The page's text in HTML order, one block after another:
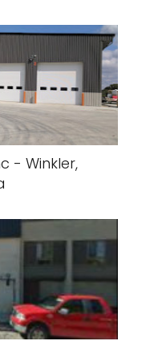
- Winkler,